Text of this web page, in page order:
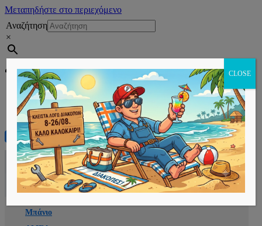
Μεταπηδήστε στο περιεχόμενο
Αναζήτηση
×
Εγγραφή
Αρχική
E-shop
Μπάνιο
CLOSE